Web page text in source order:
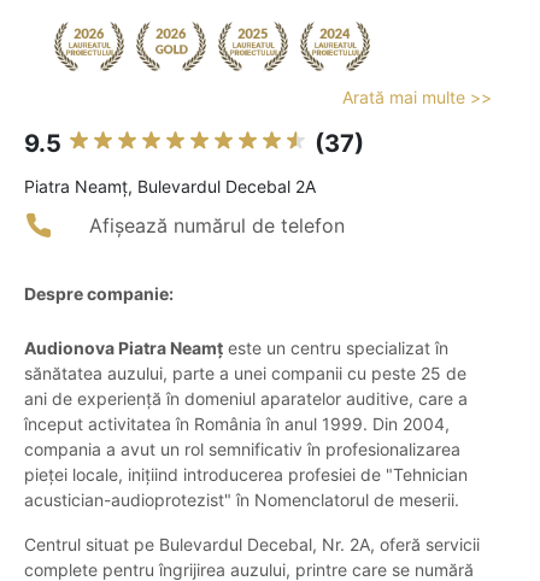
Arată mai multe >>
9.5 (37)
Piatra Neamţ, Bulevardul Decebal 2A
Afișează numărul de telefon
Despre companie:
Audionova Piatra Neamț este un centru specializat în
sănătatea auzului, parte a unei companii cu peste 25 de
ani de experiență în domeniul aparatelor auditive, care a
început activitatea în România în anul 1999. Din 2004,
compania a avut un rol semnificativ în profesionalizarea
pieței locale, inițiind introducerea profesiei de "Tehnician
acustician-audioprotezist" în Nomenclatorul de meserii.
Centrul situat pe Bulevardul Decebal, Nr. 2A, oferă servicii
complete pentru îngrijirea auzului, printre care se numără